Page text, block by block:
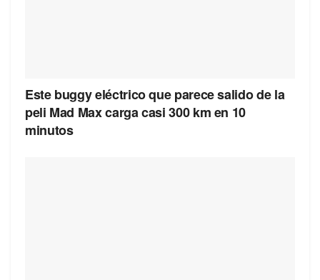
Este buggy eléctrico que parece salido de la
peli Mad Max carga casi 300 km en 10
minutos